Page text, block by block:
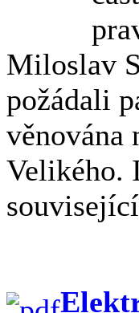
Miloslav
požádali
věnována
Velikého.